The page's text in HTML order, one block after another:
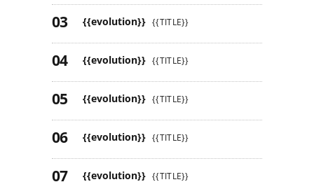
{{evolution}} {{TITLE}}
{{evolution}} {{TITLE}}
{{evolution}} {{TITLE}}
{{evolution}} {{TITLE}}
{{evolution}} {{TITLE}}